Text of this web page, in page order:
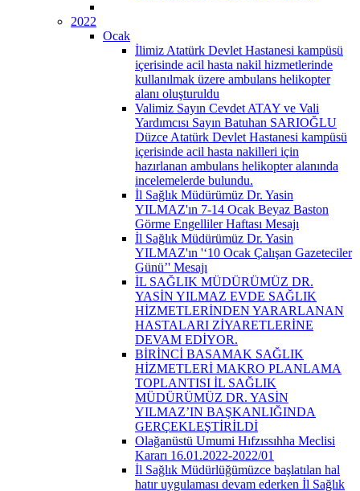
2022
Ocak
İlimiz Atatürk Devlet Hastanesi kampüsü
içerisinde acil hasta nakil hizmetlerinde
kullanılmak üzere ambulans helikopter
alanı oluşturuldu
Valimiz Sayın Cevdet ATAY ve Vali
Yardımcısı Sayın Batuhan SARIOĞLU
Düzce Atatürk Devlet Hastanesi kampüsü
içerisinde acil hasta nakilleri için
hazırlanan ambulans helikopter alanında
incelemelerde bulundu.
İl Sağlık Müdürümüz Dr. Yasin
YILMAZ'ın 7-14 Ocak Beyaz Baston
Görme Engelliler Haftası Mesajı
İl Sağlık Müdürümüz Dr. Yasin
YILMAZ'ın '‘10 Ocak Çalışan Gazeteciler
Günü’' Mesajı
İL SAĞLIK MÜDÜRÜMÜZ DR.
YASİN YILMAZ EVDE SAĞLIK
HİZMETLERİNDEN YARARLANAN
HASTALARI ZİYARETLERİNE
DEVAM EDİYOR.
BİRİNCİ BASAMAK SAĞLIK
HİZMETLERİ MAKRO PLANLAMA
TOPLANTISI İL SAĞLIK
MÜDÜRÜMÜZ DR. YASİN
YILMAZ’IN BAŞKANLIĞINDA
GERÇEKLEŞTİRİLDİ
Olağanüstü Umumi Hıfzıssıhha Meclisi
Kararı 16.01.2022-2022/01
İl Sağlık Müdürlüğümüzce başlatılan hal
hatır uygulaması devam ederken İl Sağlık